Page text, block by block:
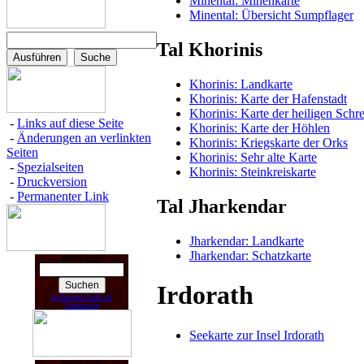
- Links auf diese Seite
- Änderungen an verlinkten
Seiten
- Spezialseiten
- Druckversion
- Permanenter Link
Suchen nach:
In Partnerschaft mit
Amazon.de
Minental: Übersicht Sumpflager
Tal Khorinis
Khorinis: Landkarte
Khorinis: Karte der Hafenstadt
Khorinis: Karte der heiligen
Khorinis: Karte der Höhlen
Khorinis: Kriegskarte der Orks
Khorinis: Sehr alte Karte
Khorinis: Steinkreiskarte
Tal Jharkendar
Jharkendar: Landkarte
Jharkendar: Schatzkarte
Irdorath
Seekarte zur Insel Irdorath